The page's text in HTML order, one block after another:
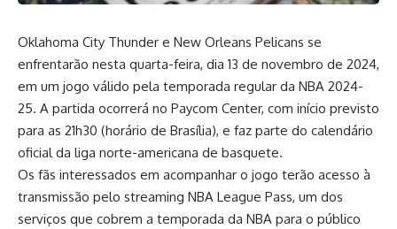
Oklahoma City Thunder e New Orleans Pelicans se
enfrentarão nesta quarta-feira, dia 13 de novembro de 2024,
em um jogo válido pela temporada regular da NBA 2024-
25. A partida ocorrerá no Paycom Center, com início previsto
para as 21h30 (horário de Brasília), e faz parte do calendário
oficial da liga norte-americana de basquete.
Os fãs interessados em acompanhar o jogo terão acesso à
transmissão pelo streaming NBA League Pass, um dos
serviços que cobrem a temporada da NBA para o público